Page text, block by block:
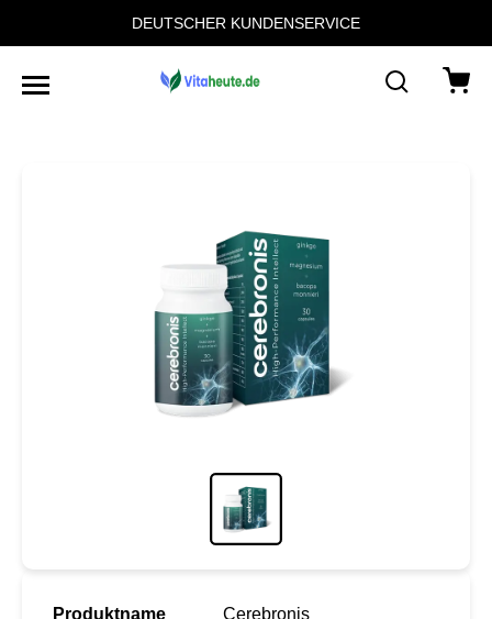
DEUTSCHER KUNDENSERVICE
Produktname Cerebronis